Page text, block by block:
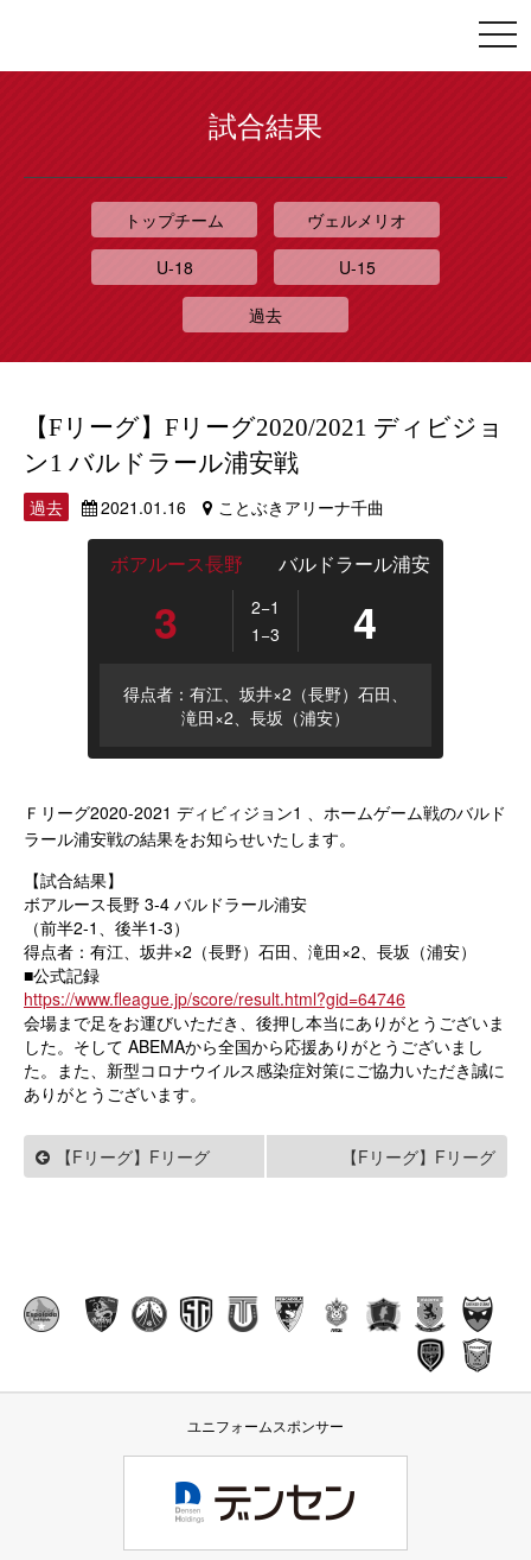
試合結果
トップチーム
ヴェルメリオ
U-18
U-15
過去
【Fリーグ】Fリーグ2020/2021 ディビジョ
ン1 バルドラール浦安戦
過去 2021.01.16 ことぶきアリーナ千曲
ボアルース長野 バルドラール浦安
3
2−1
1−3
4
得点者：有江、坂井×2（長野）石田、
滝田×2、長坂（浦安）
Ｆリーグ2020-2021 ディビィジョン1 、ホームゲーム戦のバルド
ラール浦安戦の結果をお知らせいたします。
【試合結果】
ボアルース長野 3-4 バルドラール浦安
（前半2-1、後半1-3）
得点者：有江、坂井×2（長野）石田、滝田×2、長坂（浦安）
■公式記録
https://www.fleague.jp/score/result.html?gid=64746
会場まで足をお運びいただき、後押し本当にありがとうございま
した。そして ABEMAから全国から応援ありがとうございまし
た。また、新型コロナウイルス感染症対策にご協力いただき誠に
ありがとうございます。
【Fリーグ】Fリーグ
【Fリーグ】Fリーグ
ユニフォームスポンサー